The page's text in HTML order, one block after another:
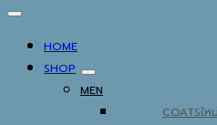
HOME
SHOP
MEN
COATS